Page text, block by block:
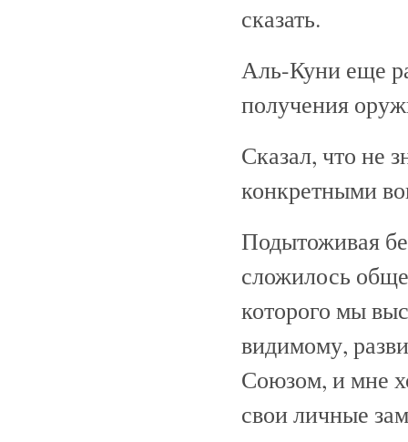
сказать.
Аль-Куни еще
получения
Сказал, что не
конкретными
Подытоживая
сложилось
которого мы
видимому,
Союзом, и мне
свои личные